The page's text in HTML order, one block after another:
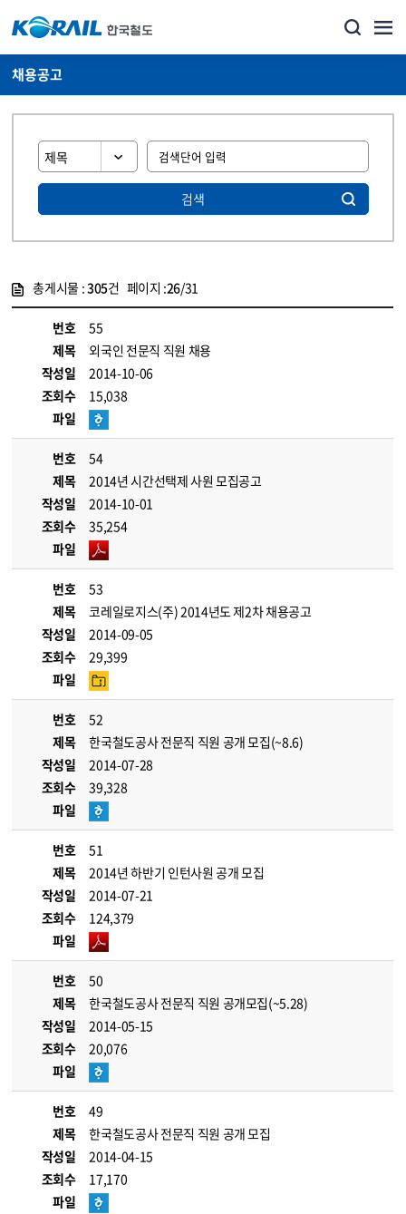
채용공고
검색
총게시물 :305건 페이지 :26/31
번호
55
제목
외국인 전문직 직원 채용
작성일
2014-10-06
조회수
15,038
파일
번호
54
제목
2014년 시간선택제 사원 모집공고
작성일
2014-10-01
조회수
35,254
파일
번호
53
제목
코레일로지스(주) 2014년도 제2차 채용공고
작성일
2014-09-05
조회수
29,399
파일
번호
52
제목
한국철도공사 전문직 직원 공개 모집(~8.6)
작성일
2014-07-28
조회수
39,328
파일
번호
51
제목
2014년 하반기 인턴사원 공개 모집
작성일
2014-07-21
조회수
124,379
파일
번호
50
제목
한국철도공사 전문직 직원 공개모집(~5.28)
작성일
2014-05-15
조회수
20,076
파일
번호
49
제목
한국철도공사 전문직 직원 공개 모집
작성일
2014-04-15
조회수
17,170
파일